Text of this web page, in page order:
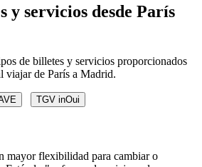
y servicios desde París
de billetes y servicios proporcionados
de París a Madrid.
TGV inOui
mayor flexibilidad para cambiar o